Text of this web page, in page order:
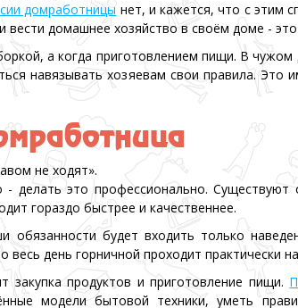
домработницынет, и кажется, что с этим
домашнее хозяйство в своём доме -
а когда приготовлением пищи. В
навязывать хозяевам свои правила. Это
не ходят».
делать это профессионально. Существуют
гораздо быстрее и качественнее.
будет входить только
день горничной проходит практически
продуктов и приготовление пищи.
модели бытовой техники, уметь